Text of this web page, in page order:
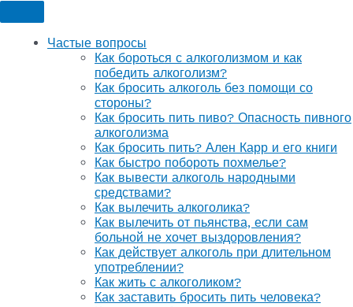
Частые вопросы
Как бороться с алкоголизмом и как
победить алкоголизм?
Как бросить алкоголь без помощи со
стороны?
Как бросить пить пиво? Опасность пивного
алкоголизма
Как бросить пить? Ален Карр и его книги
Как быстро побороть похмелье?
Как вывести алкоголь народными
средствами?
Как вылечить алкоголика?
Как вылечить от пьянства, если сам
больной не хочет выздоровления?
Как действует алкоголь при длительном
употреблении?
Как жить с алкоголиком?
Как заставить бросить пить человека?